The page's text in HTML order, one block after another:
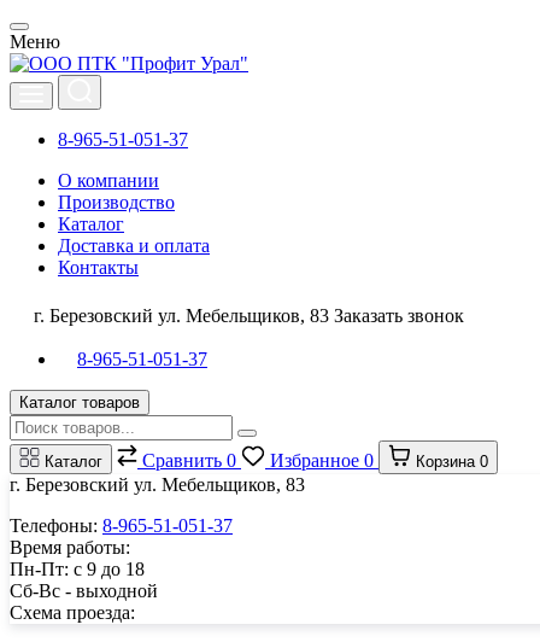
Меню
8-965-51-051-37
О компании
Производство
Каталог
Доставка и оплата
Контакты
г. Березовский ул. Мебельщиков, 83 Заказать звонок
8-965-51-051-37
Каталог товаров
Каталог Сравнить 0 Избранное 0 Корзина 0
г. Березовский ул. Мебельщиков, 83
Телефоны: 8-965-51-051-37
Время работы:
Пн-Пт: с 9 до 18
Сб-Вс - выходной
Схема проезда: